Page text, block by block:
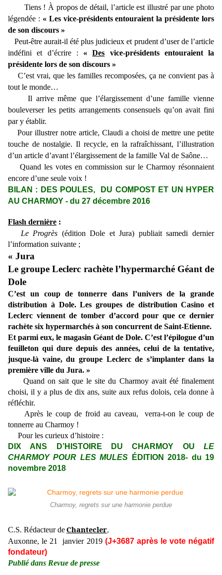
Tiens ! À propos de détail, l’article est illustré par une photo
légendée : « Les vice-présidents entouraient la présidente lors
de son discours »
Peut-être aurait-il été plus judicieux et prudent d’user de l’article
indéfini et d’écrire : «Des vice-présidents entouraient la
présidente lors de son discours »
C’est vrai, que les familles recomposées, ça ne convient pas à
tout le monde…
Il arrive même que l’élargissement d’une famille vienne
bouleverser les petits arrangements consensuels qu’on avait fini
par y établir.
Pour illustrer notre article, Claudi a choisi de mettre une petite
touche de nostalgie. Il recycle, en la rafraîchissant, l’illustration
d’un article d’avant l’élargissement de la famille Val de Saône…
Quand les votes en commission sur le Charmoy résonnaient
encore d’une seule voix !
BILAN : DES POULES, DU COMPOST ET UN HYPER
AU CHARMOY - du 27 décembre 2016
Flash dernière :
Le Progrès (édition Dole et Jura) publiait samedi dernier
l’information suivante ;
« Jura
Le groupe Leclerc rachète l’hypermarché Géant de
Dole
C’est un coup de tonnerre dans l’univers de la grande
distribution à Dole. Les groupes de distribution Casino et
Leclerc viennent de tomber d’accord pour que ce dernier
rachète six hypermarchés à son concurrent de Saint-Etienne.
Et parmi eux, le magasin Géant de Dole. C’est l’épilogue d’un
feuilleton qui dure depuis des années, celui de la tentative,
jusque-là vaine, du groupe Leclerc de s’implanter dans la
première ville du Jura. »
Quand on sait que le site du Charmoy avait été finalement
choisi, il y a plus de dix ans, suite aux refus dolois, cela donne à
réfléchir.
Après le coup de froid au caveau, verra-t-on le coup de
tonnerre au Charmoy !
Pour les curieux d’histoire :
DIX ANS D’HISTOIRE DU CHARMOY OU LE
CHARMOY POUR LES MULES
ÉDITION 2018- du 19
novembre 2018
Charmoy, regrets sur une harmonie perdue
C.S. Rédacteur deChantecler,
Auxonne, le 21 janvier 2019 (J+3687 après le vote négatif
fondateur)
Publié dans Revue de presse